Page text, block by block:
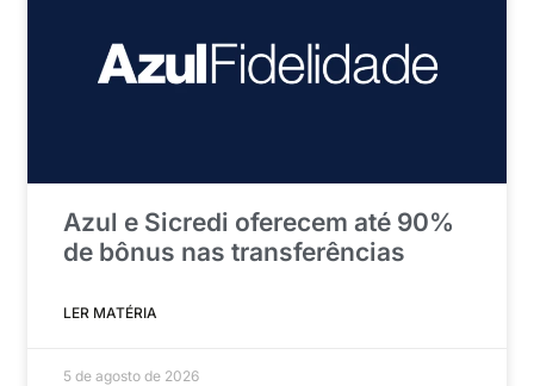
Azul e Sicredi oferecem até 90%
de bônus nas transferências
LER MATÉRIA
5 de agosto de 2026